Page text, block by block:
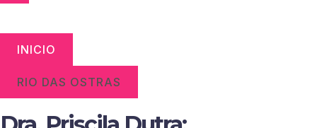
INICIO
RIO DAS OSTRAS